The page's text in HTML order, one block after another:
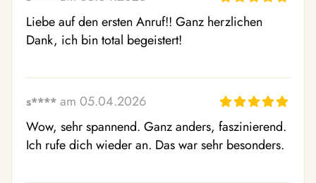
Liebe auf den ersten Anruf!! Ganz herzlichen
Dank, ich bin total begeistert!
s**** am 05.04.2026
Wow, sehr spannend. Ganz anders, faszinierend.
Ich rufe dich wieder an. Das war sehr besonders.